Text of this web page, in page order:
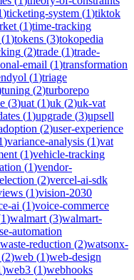
)ticketing-system (1)tiktok
(1)time-tracking
(1)tokens (3)tokopedia
(2)trade (1)trade-
email (1)transformation
(1)triage
tuning (2)turborepo
(3)uat (1)uk (2)uk-vat
(1)upgrade (3)upsell
(2)user-experience
)variance-analysis (1)vat
(1)vehicle-tracking
(1)vendor-
(2)vercel-ai-sdk
(1)vision-2030
ai (1)voice-commerce
1)walmart (3)walmart-
automation
waste-reduction (2)watsonx-
(2)web (1)web-design
)web3 (1)webhooks